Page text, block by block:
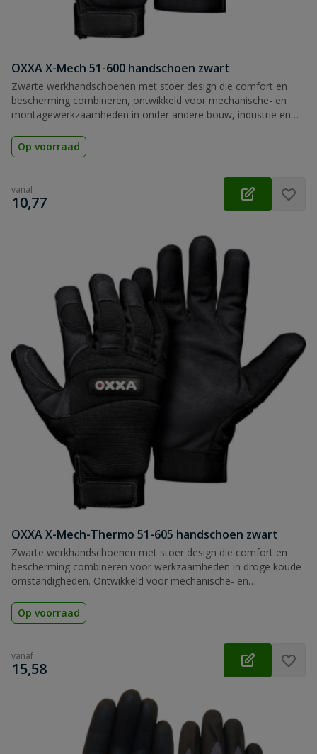
OXXA X-Mech 51-600 handschoen zwart
Zwarte werkhandschoenen met stoer design die comfort en
bescherming combineren, ontwikkeld voor mechanische- en
montagewerkzaamheden in onder andere bouw, industrie en
Op voorraad
vanaf
€
10,77
OXXA X-Mech-Thermo 51-605 handschoen zwart
Zwarte werkhandschoenen met stoer design die comfort en
bescherming combineren voor werkzaamheden in droge koude
omstandigheden. Ontwikkeld voor mechanische- en
logistiek.
Op voorraad
vanaf
€
15,58